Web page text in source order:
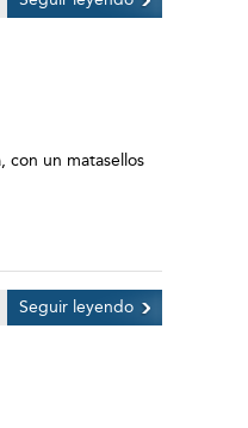
con un matasellos
Seguir leyendo